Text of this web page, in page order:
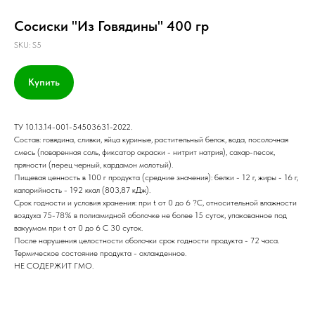
Сосиски "Из Говядины" 400 гр
SKU: S5
Купить
ТУ 10.13.14-001-54503631-2022.
Состав: говядина, сливки, яйца куриные, растительный белок, вода, посолочная
смесь (поваренная соль, фиксатор окраски - нитрит натрия), сахар-песок,
пряности (перец черный, кардамон молотый).
Пищевая ценность в 100 г продукта (средние значения): белки - 12 г, жиры - 16 г,
калорийность - 192 ккал (803,87 кДж).
Срок годности и условия хранения: при t от 0 до 6 ?С, относительной влажности
воздуха 75-78% в полиамидной оболочке не более 15 суток, упакованное под
вакуумом при t от 0 до 6 С 30 суток.
После нарушения целостности оболочки срок годности продукта - 72 часа.
Термическое состояние продукта - охлажденное.
НЕ СОДЕРЖИТ ГМО.